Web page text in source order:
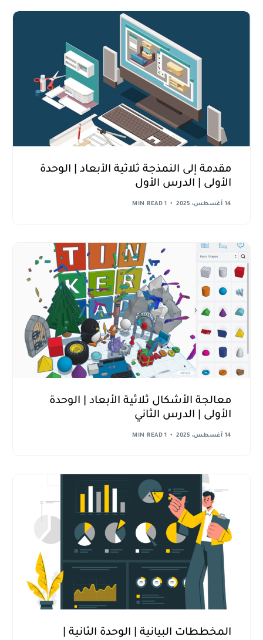
مقدمة إلى النمذجة ثلاثية الأبعاد | الوحدة
الأولى | الدرس الأول
14 أغسطس، 2025 1 MIN READ
معالجة الأشكال ثلاثية الأبعاد | الوحدة
الأولى | الدرس الثاني
14 أغسطس، 2025 1 MIN READ
المخططات البيانية | الوحدة الثانية |